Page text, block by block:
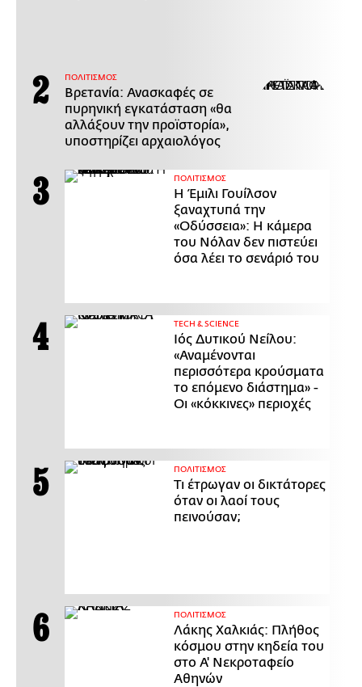
ΠΟΛΙΤΙΣΜΟΣ
Βρετανία: Ανασκαφές σε
πυρηνική εγκατάσταση «θα
αλλάξουν την προϊστορία»,
υποστηρίζει αρχαιολόγος
ΠΟΛΙΤΙΣΜΟΣ
Η Έμιλι Γουίλσον
ξαναχτυπά την
«Οδύσσεια»: Η κάμερα
του Νόλαν δεν πιστεύει
όσα λέει το σενάριό του
ΤECH & SCIENCE
Ιός Δυτικού Νείλου:
«Αναμένονται
περισσότερα κρούσματα
το επόμενο διάστημα» -
Οι «κόκκινες» περιοχές
ΠΟΛΙΤΙΣΜΟΣ
Τι έτρωγαν οι δικτάτορες
όταν οι λαοί τους
πεινούσαν;
ΠΟΛΙΤΙΣΜΟΣ
Λάκης Χαλκιάς: Πλήθος
κόσμου στην κηδεία του
στο Α' Νεκροταφείο
Αθηνών